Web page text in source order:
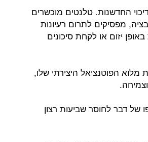
החדשנות. טלנטים מוכשרים
מפסיקים לתרום רעיונות
יזום או לקחת סיכונים
מלוא הפוטנציאל היצירתי שלו,
של דבר לחוסר שביעות רצון